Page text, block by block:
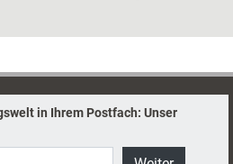
in Ihrem Postfach: Unser